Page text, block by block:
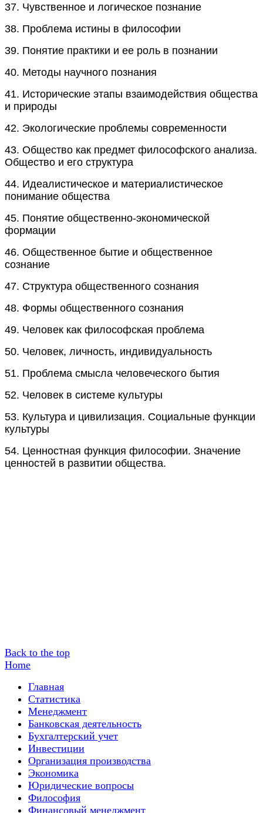
37. Чувственное и логическое познание
38. Проблема истины в философии
39. Понятие практики и ее роль в познании
40. Методы научного познания
41. Исторические этапы взаимодействия общества
и природы
42. Экологические проблемы современности
43. Общество как предмет философского анализа.
Общество и его структура
44. Идеалистическое и материалистическое
понимание общества
45. Понятие общественно-экономической
формации
46. Общественное бытие и общественное
сознание
47. Структура общественного сознания
48. Формы общественного сознания
49. Человек как философская проблема
50. Человек, личность, индивидуальность
51. Проблема смысла человеческого бытия
52. Человек в системе культуры
53. Культура и цивилизация. Социальные функции
культуры
54. Ценностная функция философии. Значение
ценностей в развитии общества.
Back to the top
Home
Главная
Статистика
Менеджмент
Банковская деятельность
Бухгалтерский учет
Инвестиции
Организация производства
Экономика
Юридические вопросы
Философия
Финансовый менеджмент